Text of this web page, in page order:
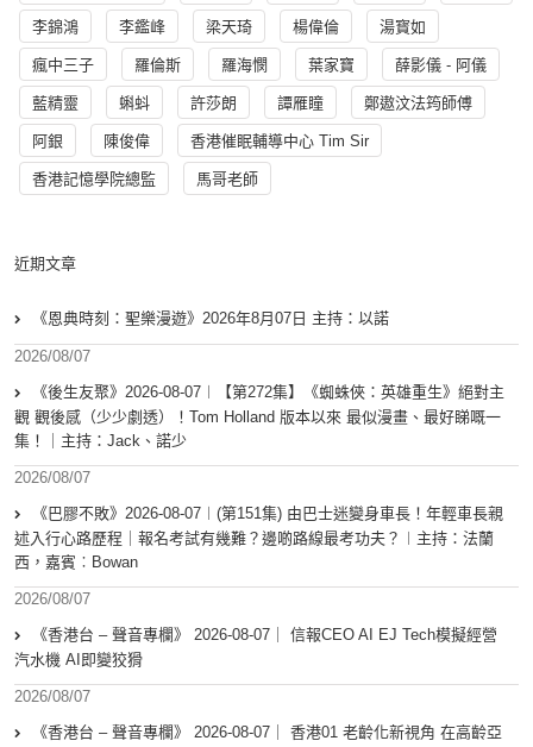
李錦鴻 李鑑峰 梁天琦 楊偉倫 湯寳如
瘋中三子 羅倫斯 羅海憫 葉家寶 薛影儀 - 阿儀
藍精靈 蝌蚪 許莎朗 譚雁瞳 鄭遨汶法筠師傅
阿銀 陳俊偉 香港催眠輔導中心 Tim Sir
香港記憶學院總監 馬哥老師
近期文章
《恩典時刻：聖樂漫遊》2026年8月07日 主持：以諾
2026/08/07
《後生友聚》2026-08-07︱【第272集】《蜘蛛俠：英雄重生》絕對主
觀 觀後感（少少劇透）！Tom Holland 版本以來 最似漫畫、最好睇嘅一
集！｜主持：Jack、諾少
2026/08/07
《巴膠不敗》2026-08-07︱(第151集) 由巴士迷變身車長！年輕車長親
述入行心路歷程｜報名考試有幾難？邊啲路線最考功夫？︱主持：法蘭
西，嘉賓︰Bowan
2026/08/07
《香港台 – 聲音專欄》 2026-08-07｜ 信報CEO AI EJ Tech模擬經營
汽水機 AI即變狡猾
2026/08/07
《香港台 – 聲音專欄》 2026-08-07｜ 香港01 老齡化新視角 在高齡亞